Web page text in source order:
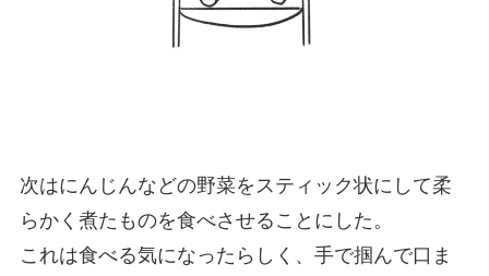
次はにんじんなどの野菜をスティック状にして柔
らかく煮たものを食べさせることにした。
これは食べる気になったらしく、手で掴んで口ま